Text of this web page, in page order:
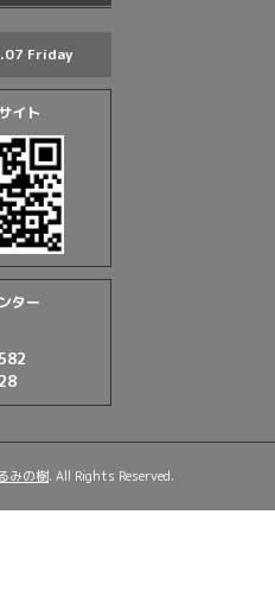
Friday
イト
ター
582
みの樹. All Rights Reserved.